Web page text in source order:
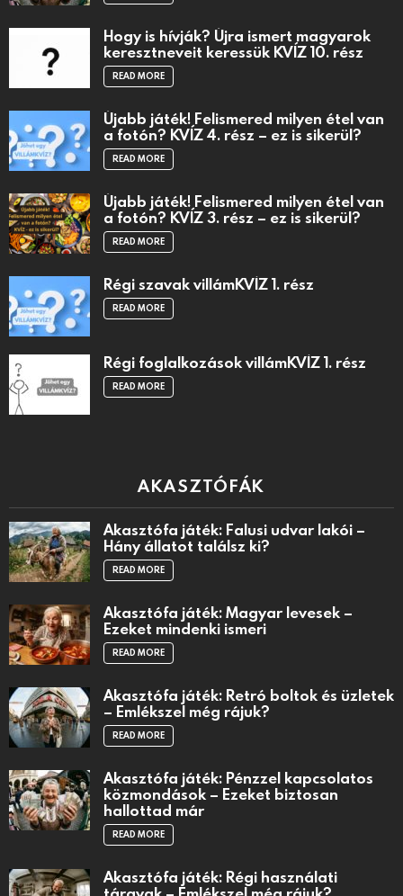
Hogy is hívják? Újra ismert magyarok
keresztneveit keressük KVÍZ 10. rész
READ MORE
Újabb játék! Felismered milyen étel van
a fotón? KVÍZ 4. rész – ez is sikerül?
READ MORE
Újabb játék! Felismered milyen étel van
a fotón? KVÍZ 3. rész – ez is sikerül?
READ MORE
Régi szavak villámKVÍZ 1. rész
READ MORE
Régi foglalkozások villámKVÍZ 1. rész
READ MORE
AKASZTÓFÁK
Akasztófa játék: Falusi udvar lakói –
Hány állatot találsz ki?
READ MORE
Akasztófa játék: Magyar levesek –
Ezeket mindenki ismeri
READ MORE
Akasztófa játék: Retró boltok és üzletek
– Emlékszel még rájuk?
READ MORE
Akasztófa játék: Pénzzel kapcsolatos
közmondások – Ezeket biztosan
hallottad már
READ MORE
Akasztófa játék: Régi használati